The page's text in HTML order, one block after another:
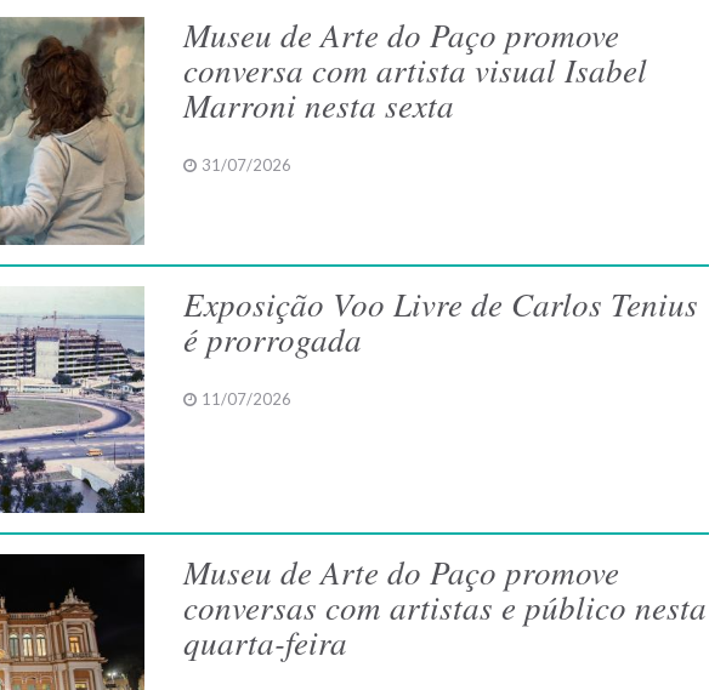
Museu de Arte do Paço promove
conversa com artista visual Isabel
Marroni nesta sexta
31/07/2026
Exposição Voo Livre de Carlos Tenius
é prorrogada
11/07/2026
Museu de Arte do Paço promove
conversas com artistas e público nesta
quarta-feira